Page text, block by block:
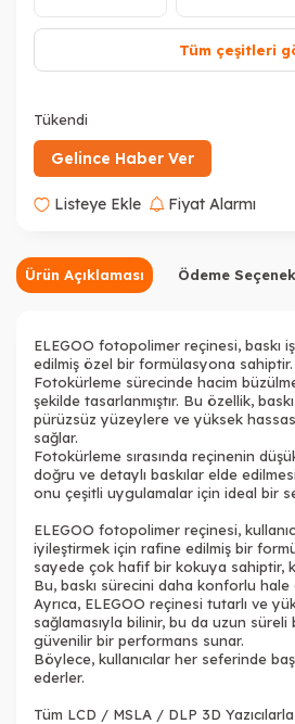
Tüm çeşitleri
Tükendi
Gelince Haber Ver
Listeye Ekle Fiyat Alarmı
Ürün Açıklaması Ödeme
ELEGOO fotopolimer reçinesi, baskı
edilmiş özel bir formülasyona sahiptir.
Fotokürleme sürecinde hacim
şekilde tasarlanmıştır. Bu özellik,
pürüzsüz yüzeylere ve yüksek
sağlar.
Fotokürleme sırasında reçinenin
doğru ve detaylı baskılar elde
onu çeşitli uygulamalar için ideal bir
ELEGOO fotopolimer reçinesi,
iyileştirmek için rafine edilmiş bir
sayede çok hafif bir kokuya sahiptir,
Bu, baskı sürecini daha konforlu hale
Ayrıca, ELEGOO reçinesi tutarlı ve
sağlamasıyla bilinir, bu da uzun süreli
güvenilir bir performans sunar.
Böylece, kullanıcılar her seferinde
ederler.
Tüm LCD / MSLA / DLP 3D